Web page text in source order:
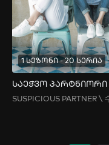
1 სეზონი - 20 სერია
საეჭვო პარტნიორი